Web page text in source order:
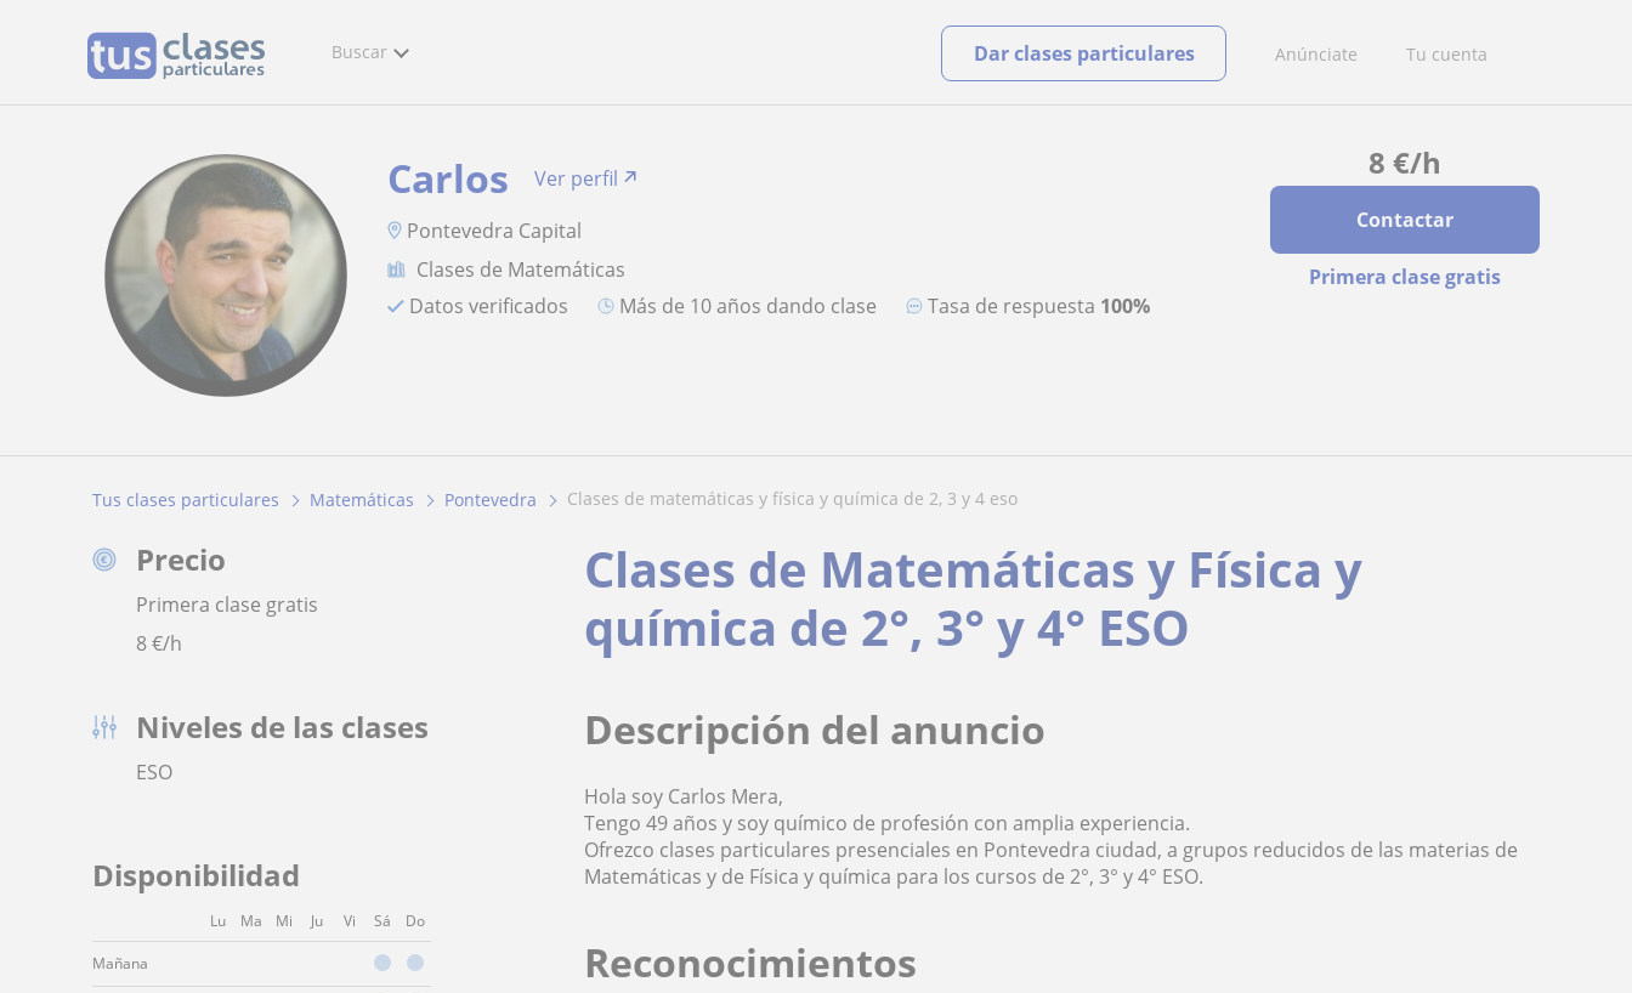
Buscar Anúnciate Tu cuenta
Dar clases particulares
8 €/h
Contactar
Primera clase gratis
Carlos
Ver perfil
Pontevedra Capital
Clases de Matemáticas
Datos verificados
más de 10 años dando clase Tasa de respuesta 100%
Tus clases particulares Matemáticas Pontevedra clases de matemáticas y física y química de 2, 3 y 4 eso
Precio
Primera clase gratis
8€/h
Niveles de las clases
ESO
Disponibilidad
Lu Ma Mi Ju Vi Sá Do
Mañana
Clases de Matemáticas y Física y
química de 2°, 3° y 4° ESO
Descripción del anuncio
Hola soy Carlos Mera,
Tengo 49 años y soy químico de profesión con amplia experiencia.
Ofrezco clases particulares presenciales en Pontevedra ciudad, a grupos reducidos de las materias de
Matemáticas y de Física y química para los cursos de 2°, 3° y 4° ESO.
Reconocimientos